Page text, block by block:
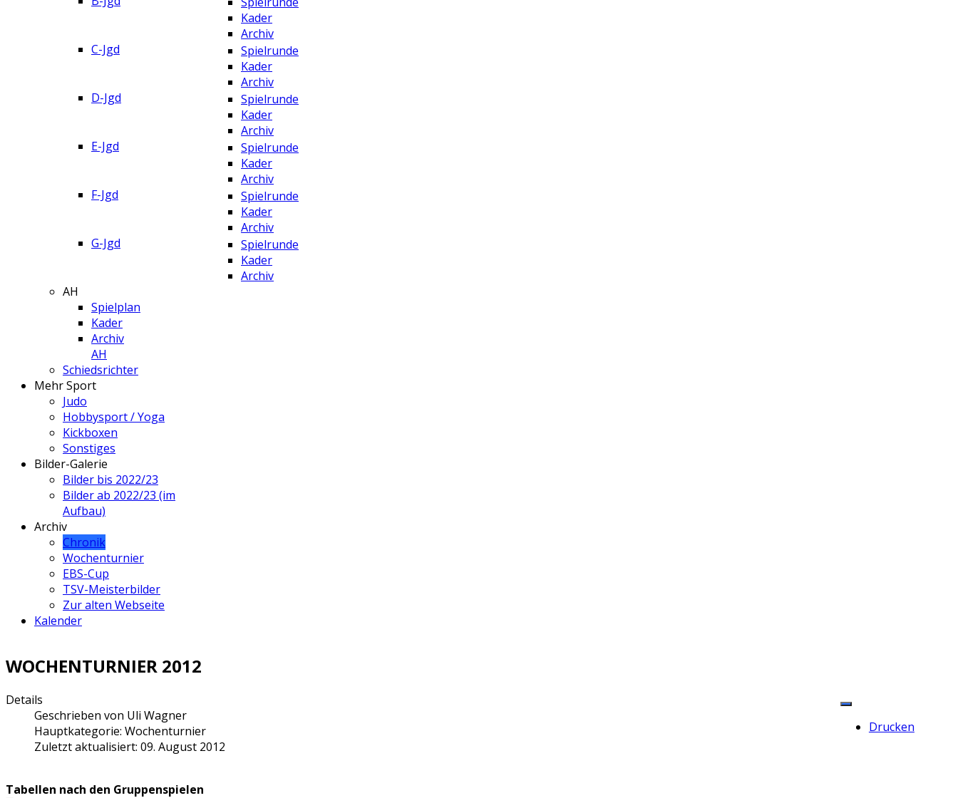
Kader
Archiv
C-Jgd
Spielrunde
Kader
Archiv
D-Jgd
Spielrunde
Kader
Archiv
E-Jgd
Spielrunde
Kader
Archiv
F-Jgd
Spielrunde
Kader
Archiv
G-Jgd
Spielrunde
Kader
Archiv
AH
Spielplan
Kader
Archiv
AH
Schiedsrichter
Mehr Sport
Judo
Hobbysport / Yoga
Kickboxen
Sonstiges
Bilder-Galerie
Bilder bis 2022/23
Bilder ab 2022/23 (im
Aufbau)
Archiv
Chronik
Wochenturnier
EBS-Cup
TSV-Meisterbilder
Zur alten Webseite
Kalender
WOCHENTURNIER 2012
Drucken
Details
Geschrieben von Uli Wagner
Hauptkategorie: Wochenturnier
Zuletzt aktualisiert: 09. August 2012
Tabellen nach den Gruppenspielen